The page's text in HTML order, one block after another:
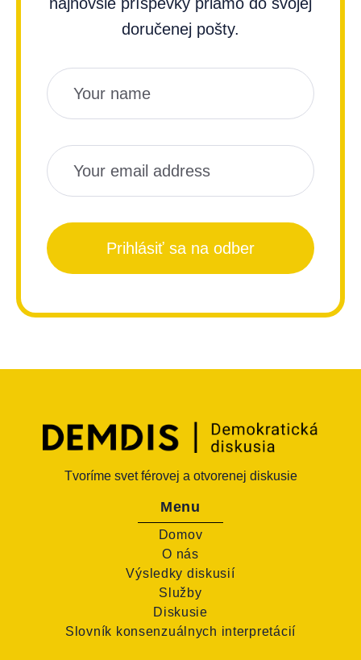
doručenej pošty.
Názov
Email
Prihlásiť sa na odber
Tvoríme svet férovej a otvorenej diskusie
Menu
Domov
O nás
Výsledky diskusií
Služby
Diskusie
Slovník konsenzuálnych interpretácií